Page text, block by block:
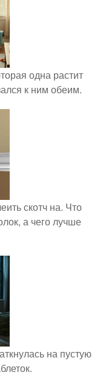
одна растит
к ним обеим.
скотч на. Что
а чего лучше
на пустую